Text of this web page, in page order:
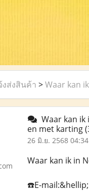
งส่งสินค้า >Waar kan
Waar kan
en met karting
26 มิ.ย. 2568 04:34
Waar kan ik in
☎️E-